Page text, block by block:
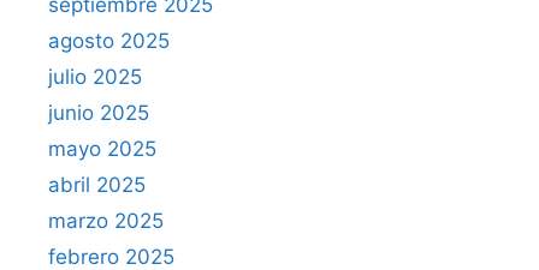
septiembre 2025
agosto 2025
julio 2025
junio 2025
mayo 2025
abril 2025
marzo 2025
febrero 2025